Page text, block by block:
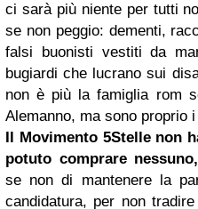
ci sarà più niente per tutti
se non peggio: dementi,
falsi buonisti vestiti da
bugiardi che lucrano sui
non è più la famiglia rom
Alemanno, ma sono proprio
Il Movimento 5Stelle non
potuto comprare
se non di mantenere la
candidatura, per non